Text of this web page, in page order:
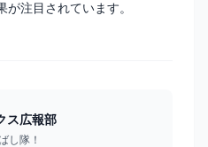
注目されています。
ス広報部
し隊！